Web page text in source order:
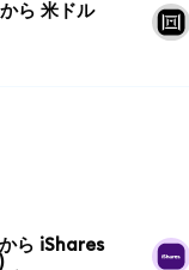
ら 米ドル
ら iShares